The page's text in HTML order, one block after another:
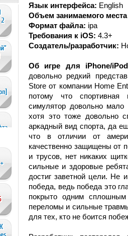
Язык интерфейса: English
Объем занимаемого
Формат файла: ipa
Требования к iOS: 4.3+
Создатель/разработчик:
Об игре для iPhone/
довольно редкий
Store от компании Home
потому что спортивная
симулятор довольно мало
хотя это тоже довольно
аркадный вид спорта, да
что в отличии от
качественно защищены от
и трусов, нет никаких
сильные и здоровые
достиг заветной цели. Не
победа, ведь победа это
покрыто одним
переломы и сильные
для тех, кто не боится